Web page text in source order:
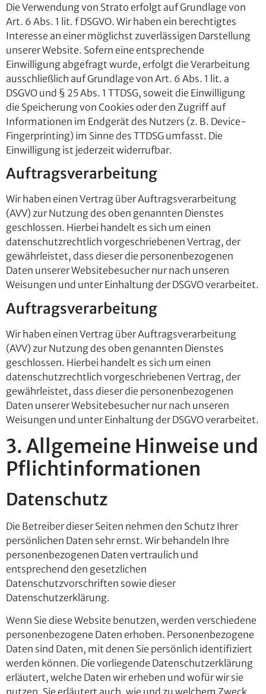
Die Verwendung von Strato erfolgt auf Grundlage von
Art. 6 Abs. 1 lit. f DSGVO. Wir haben ein berechtigtes
Interesse an einer möglichst zuverlässigen Darstellung
unserer Website. Sofern eine entsprechende
Einwilligung abgefragt wurde, erfolgt die Verarbeitung
ausschließlich auf Grundlage von Art. 6 Abs. 1 lit. a
DSGVO und § 25 Abs. 1 TTDSG, soweit die Einwilligung
die Speicherung von Cookies oder den Zugriff auf
Informationen im Endgerät des Nutzers (z. B. Device-
Fingerprinting) im Sinne des TTDSG umfasst. Die
Einwilligung ist jederzeit widerrufbar.
Auftragsverarbeitung
Wir haben einen Vertrag über Auftragsverarbeitung
(AVV) zur Nutzung des oben genannten Dienstes
geschlossen. Hierbei handelt es sich um einen
datenschutzrechtlich vorgeschriebenen Vertrag, der
gewährleistet, dass dieser die personenbezogenen
Daten unserer Websitebesucher nur nach unseren
Weisungen und unter Einhaltung der DSGVO verarbeitet.
Auftragsverarbeitung
Wir haben einen Vertrag über Auftragsverarbeitung
(AVV) zur Nutzung des oben genannten Dienstes
geschlossen. Hierbei handelt es sich um einen
datenschutzrechtlich vorgeschriebenen Vertrag, der
gewährleistet, dass dieser die personenbezogenen
Daten unserer Websitebesucher nur nach unseren
Weisungen und unter Einhaltung der DSGVO verarbeitet.
3. Allgemeine Hinweise und
Pflicht­informationen
Datenschutz
Die Betreiber dieser Seiten nehmen den Schutz Ihrer
persönlichen Daten sehr ernst. Wir behandeln Ihre
personenbezogenen Daten vertraulich und
entsprechend den gesetzlichen
Datenschutzvorschriften sowie dieser
Datenschutzerklärung.
Wenn Sie diese Website benutzen, werden verschiedene
personenbezogene Daten erhoben. Personenbezogene
Daten sind Daten, mit denen Sie persönlich identifiziert
werden können. Die vorliegende Datenschutzerklärung
erläutert, welche Daten wir erheben und wofür wir sie